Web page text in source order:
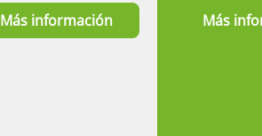
Más información Más